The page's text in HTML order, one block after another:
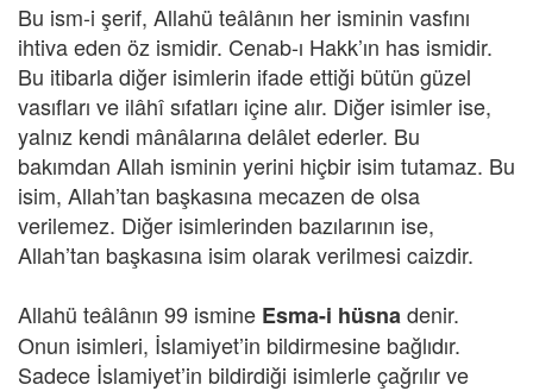
Bu ism-i şerif, Allahü teâlânın her isminin vasfını
ihtiva eden öz ismidir. Cenab-ı Hakk’ın has ismidir.
Bu itibarla diğer isimlerin ifade ettiği bütün güzel
vasıfları ve ilâhî sıfatları içine alır. Diğer isimler ise,
yalnız kendi mânâlarına delâlet ederler. Bu
bakımdan Allah isminin yerini hiçbir isim tutamaz. Bu
isim, Allah’tan başkasına mecazen de olsa
verilemez. Diğer isimlerinden bazılarının ise,
Allah’tan başkasına isim olarak verilmesi caizdir.
Allahü teâlânın 99 ismine Esma-i hüsnadenir.
Onun isimleri, İslamiyet’in bildirmesine bağlıdır.
Sadece İslamiyet’in bildirdiği isimlerle çağrılır ve